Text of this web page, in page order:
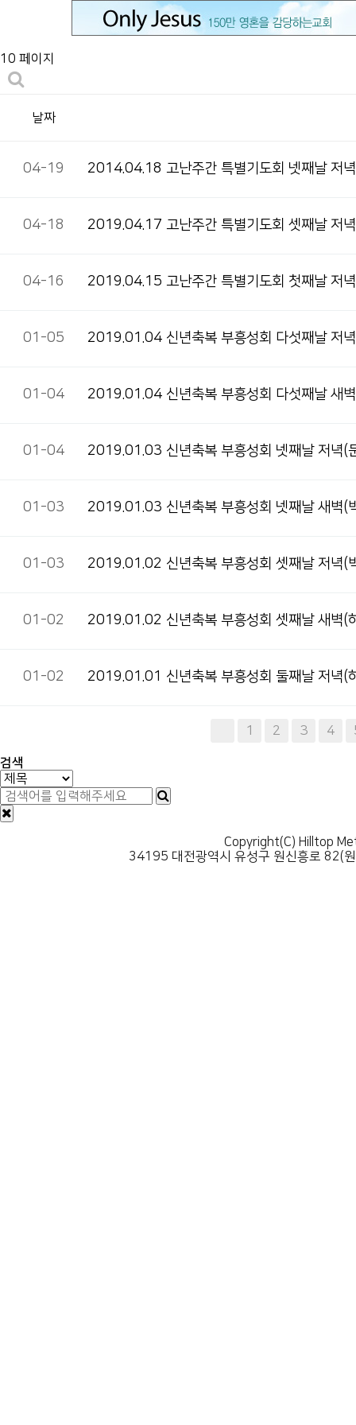
10 페이지
날짜
04-19 2014.04.18 고난주간 특별기도회 넷째날 저
04-18 2019.04.17 고난주간 특별기도회 셋째날 저
04-16 2019.04.15 고난주간 특별기도회 첫째날 저
01-05 2019.01.04 신년축복 부흥성회 다섯째날 저
01-04 2019.01.04 신년축복 부흥성회 다섯째날 새
01-04 2019.01.03 신년축복 부흥성회 넷째날 저녁(
01-03 2019.01.03 신년축복 부흥성회 넷째날 새벽(
01-03 2019.01.02 신년축복 부흥성회 셋째날 저녁(
01-02 2019.01.02 신년축복 부흥성회 셋째날 새벽(
01-02 2019.01.01 신년축복 부흥성회 둘째날 저녁(
1 2 3 4
검색
Copyright(C) Hilltop
34195 대전광역시 유성구 원신흥로